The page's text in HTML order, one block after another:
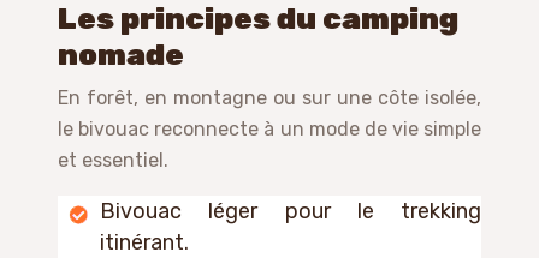
Les principes du camping
nomade
En forêt, en montagne ou sur une côte isolée,
le bivouac reconnecte à un mode de vie simple
et essentiel.
Bivouac léger pour le trekking
itinérant.